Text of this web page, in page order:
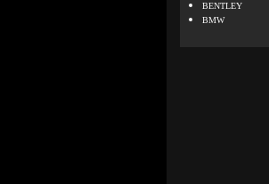
BENTLEY
BMW